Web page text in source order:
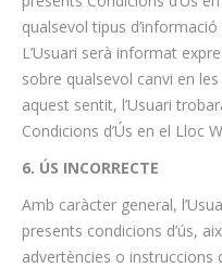
qualsevol tipus
L’Usuari serà informat
sobre qualsevol canvi en
aquest sentit, l’Usuari
Condicions d’Ús en el Lloc
6. ÚS INCORRECTE
Amb caràcter general,
presents condicions d’ús,
advertències o instruccions